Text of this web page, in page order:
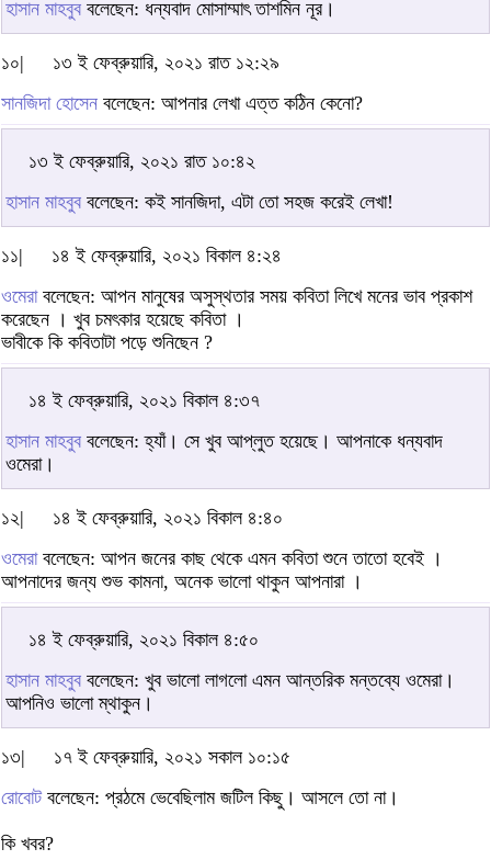
হাসান মাহবুব বলেছেন: ধন্যবাদ মোসাম্মাৎ তাশমিন নূর।
১০|
১৩ ই ফেব্রুয়ারি, ২০২১ রাত ১২:২৯
সানজিদা হোসেন বলেছেন: আপনার লেখা এত্ত কঠিন কেনো?
১৩ ই ফেব্রুয়ারি, ২০২১ রাত ১০:৪২
হাসান মাহবুব বলেছেন: কই সানজিদা, এটা তো সহজ করেই লেখা!
১১|
১৪ ই ফেব্রুয়ারি, ২০২১ বিকাল ৪:২৪
ওমেরাবলেছেন: আপন মানুষের অসুস্থতার সময় কবিতা লিখে মনের ভাব প্রকাশ
করেছেন । খুব চমৎকার হয়েছে কবিতা ।
ভাবীকে কি কবিতাটা পড়ে শুনিছেন ?
১৪ ই ফেব্রুয়ারি, ২০২১ বিকাল ৪:৩৭
হাসান মাহবুব বলেছেন: হ্যাঁ। সে খুব আপ্লুত হয়েছে। আপনাকে ধন্যবাদ
ওমেরা।
১২|
১৪ ই ফেব্রুয়ারি, ২০২১ বিকাল ৪:৪০
ওমেরাবলেছেন: আপন জনের কাছ থেকে এমন কবিতা শুনে তাতো হবেই ।
আপনাদের জন্য শুভ কামনা, অনেক ভালো থাকুন আপনারা ।
১৪ ই ফেব্রুয়ারি, ২০২১ বিকাল ৪:৫০
হাসান মাহবুব বলেছেন: খুব ভালো লাগলো এমন আন্তরিক মন্তব্যে ওমেরা।
আপনিও ভালো ম্থাকুন।
১৩|
১৭ ই ফেব্রুয়ারি, ২০২১ সকাল ১০:১৫
রোবোটবলেছেন: প্রঠমে ভেবেছিলাম জটিল কিছু। আসলে তো না।
কি খবর?